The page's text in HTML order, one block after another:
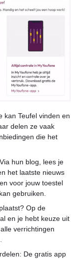
kan Teufel vinden en
delen ze vaak
die het
hun blog, lees je
het laatste nieuws
voor jouw toestel
gebruiken.
Op de
en je hebt keuze uit
verrichtingen
De gratis app